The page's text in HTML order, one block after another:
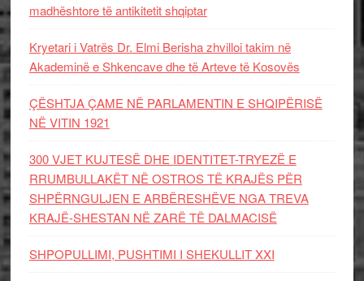
madhështore të antikitetit shqiptar
Kryetari i Vatrës Dr. Elmi Berisha zhvilloi takim në
Akademinë e Shkencave dhe të Arteve të Kosovës
ÇËSHTJA ÇAME NË PARLAMENTIN E SHQIPËRISË
NË VITIN 1921
300 VJET KUJTESË DHE IDENTITET-TRYEZË E
RRUMBULLAKËT NË OSTROS TË KRAJËS PËR
SHPËRNGULJEN E ARBËRESHËVE NGA TREVA
KRAJË-SHESTAN NË ZARË TË DALMACISË
SHPOPULLIMI, PUSHTIMI I SHEKULLIT XXI